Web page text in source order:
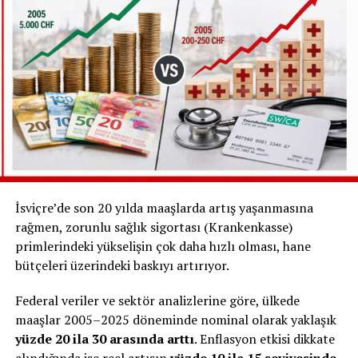
Çoğu kişiyüzde 50 veya daha düşük oranlarda
çalışıyor
Sadece yaklaşıkher 7 kişiden 1’i tam zamanlı
çalışıyor
Tam zamanlı çalışanların ise önemli bir bölümü
serbest (kendi işini yapan)kişilerden oluşuyor
İsviçre’de son 20 yılda maaşlarda artış yaşanmasına
rağmen, zorunlu sağlık sigortası (Krankenkasse)
primlerindeki yükselişin çok daha hızlı olması, hane
bütçeleri üzerindeki baskıyı artırıyor.
Federal veriler ve sektör analizlerine göre, ülkede
maaşlar 2005–2025 döneminde nominal olarak yaklaşık
yüzde 20 ila 30 arasında arttı. Enflasyon etkisi dikkate